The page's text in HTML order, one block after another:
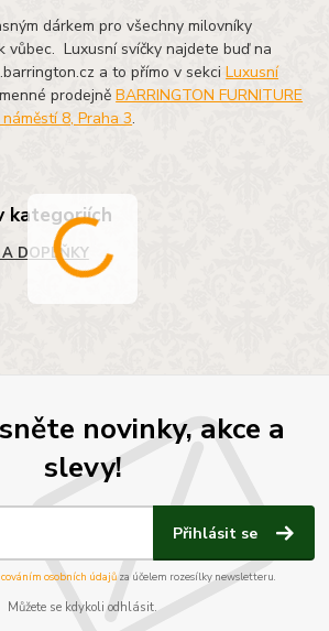
dárkem pro všechny milovníky
vůbec. Luxusní svíčky najdete buď na
a to přímo v sekciLuxusní
prodejněBARRINGTON FURNITURE
8, Praha 3.
kategoriích
DOPLŇKY
novinky, akce a
slevy!
Přihlásit se
osobních údajůza účelem rozesílky newsletteru.
Můžete se kdykoli odhlásit.